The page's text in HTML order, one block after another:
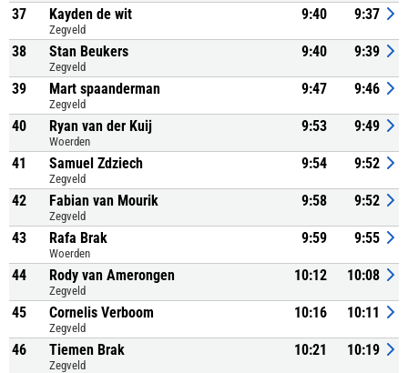
37 Kayden de wit
Zegveld
9:40 9:37
38 Stan Beukers
Zegveld
9:40 9:39
39 Mart spaanderman
Zegveld
9:47 9:46
40 Ryan van der Kuij
Woerden
9:53 9:49
41 Samuel Zdziech
Zegveld
9:54 9:52
42 Fabian van Mourik
Zegveld
9:58 9:52
43 Rafa Brak
Woerden
9:59 9:55
44 Rody van Amerongen
Zegveld
10:12 10:08
45 Cornelis Verboom
Zegveld
10:16 10:11
46 Tiemen Brak
Zegveld
10:21 10:19